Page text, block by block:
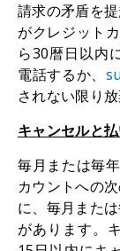
請求の矛盾を
がクレジット
ら30暦日以内
電話するか、
されない限り放
キャンセルと
毎月または毎
カウントへの
に、毎月また
があります。